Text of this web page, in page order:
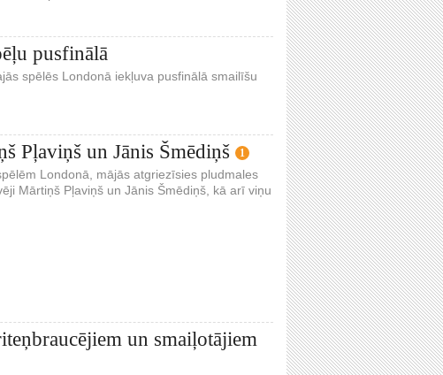
pusfinālā
spēlēs Londonā iekļuva pusfinālā smailīšu
Pļaviņš un Jānis Šmēdiņš 1
Londonā, mājās atgriezīsies pludmales
Mārtiņš Pļaviņš un Jānis Šmēdiņš, kā arī viņu
un smaiļotājiem